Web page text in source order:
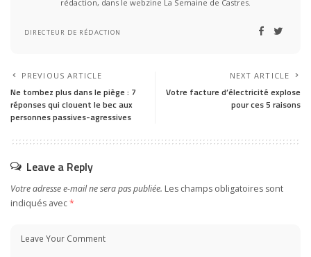
rédaction, dans le webzine La Semaine de Castres.
DIRECTEUR DE RÉDACTION
PREVIOUS ARTICLE
Ne tombez plus dans le piège : 7
réponses qui clouent le bec aux
personnes passives-agressives
NEXT ARTICLE
Votre facture d’électricité explose
pour ces 5 raisons
Leave a Reply
Votre adresse e-mail ne sera pas publiée. Les champs obligatoires sont
indiqués avec*